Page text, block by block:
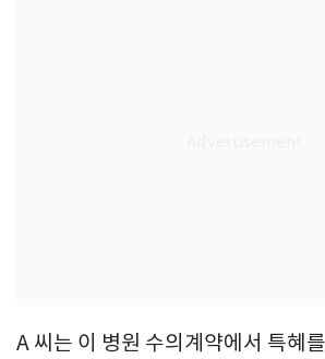
A 씨는 이 병원 수의계약에서 특혜